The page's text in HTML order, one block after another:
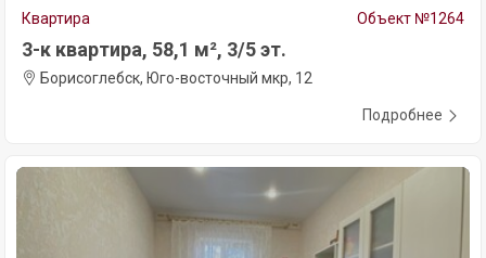
Квартира Объект №1264
3-к квартира, 58,1 м², 3/5 эт.
Борисоглебск, Юго-восточный мкр, 12
Подробнее